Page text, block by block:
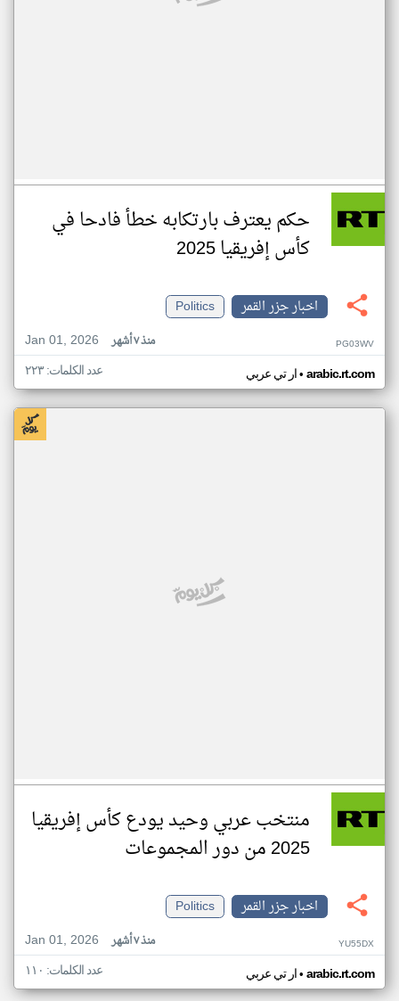
حكم يعترف بارتكابه خطأ فادحا في
كأس إفريقيا 2025
اخبار جزر القمر
Politics
Jan 01, 2026
منذ ٧ أشهر PG03WV
ار تي عربي• arabic.rt.com عدد الكلمات: ٢٢٣
منتخب عربي وحيد يودع كأس إفريقيا
2025 من دور المجموعات
اخبار جزر القمر
Politics
Jan 01, 2026
منذ ٧ أشهر YU55DX
ار تي عربي• arabic.rt.com عدد الكلمات: ١١٠